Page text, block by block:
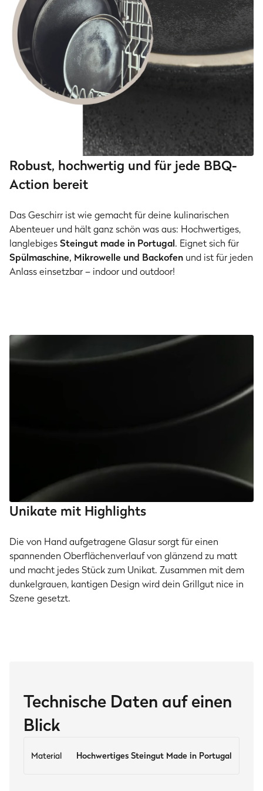
Robust, hochwertig und für jede BBQ-
Action bereit
Das Geschirr ist wie gemacht für deine kulinarischen
Abenteuer und hält ganz schön was aus: Hochwertiges,
langlebigesSteingut made in Portugal. Eignet sich für
Spülmaschine, Mikrowelle und Backofen und ist für jeden
Anlass einsetzbar – indoor und outdoor!
Unikate mit Highlights
Die von Hand aufgetragene Glasur sorgt für einen
spannenden Oberflächenverlauf von glänzend zu matt
und macht jedes Stück zum Unikat. Zusammen mit dem
dunkelgrauen, kantigen Design wird dein Grillgut nice in
Szene gesetzt.
Technische Daten auf einen
Blick
Material Hochwertiges Steingut Made in Portugal